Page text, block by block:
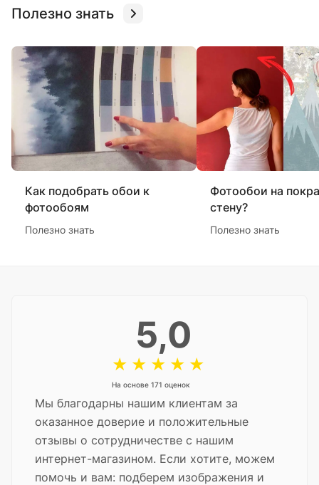
Полезно знать
Как подобрать обои к
фотообоям
Полезно знать
Фотообои на
стену?
Полезно знать
5,0
На основе 171 оценок
Мы благодарны нашим клиентам за
оказанное доверие и положительные
отзывы о сотрудничестве с нашим
интернет-магазином. Если хотите, можем
помочь и вам: подберем изображения и